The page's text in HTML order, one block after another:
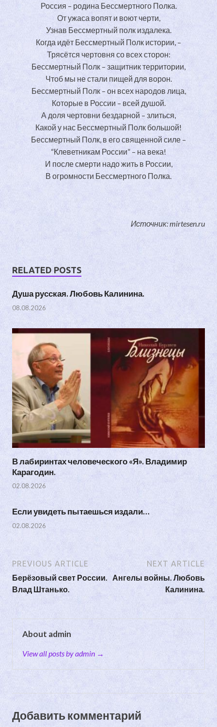
Россия – родина Бессмертного Полка.
От ужаса вопят и воют черти,
Узнав Бессмертный полк издалека.
Когда идёт Бессмертный Полк истории, –
Трясётся чертовня со всех сторон:
Бессмертный Полк – защитник территории,
Чтоб мы не стали пищей для ворон.
Бессмертный Полк – он всех народов лица,
Которые в России – всей душой.
А доля чертовни бездарной – злиться,
Какой у нас Бессмертный Полк большой!
Бессмертный Полк, в его священной силе –
“Клеветникам России” – на века!
И после смерти надо жить в России,
В огромности Бессмертного Полка.
Источник: mirtesen.ru
RELATED POSTS
Душа русская. Любовь Калинина.
08.08.2026
В лабиринтах человеческого «Я». Владимир
Карагодин.
02.08.2026
Если увидеть пытаешься издали…
02.08.2026
PREVIOUS ARTICLE
Берёзовый свет России.
Влад Штанько.
NEXT ARTICLE
Ангелы войны. Любовь
Калинина.
About admin
View all posts by admin →
Добавить комментарий